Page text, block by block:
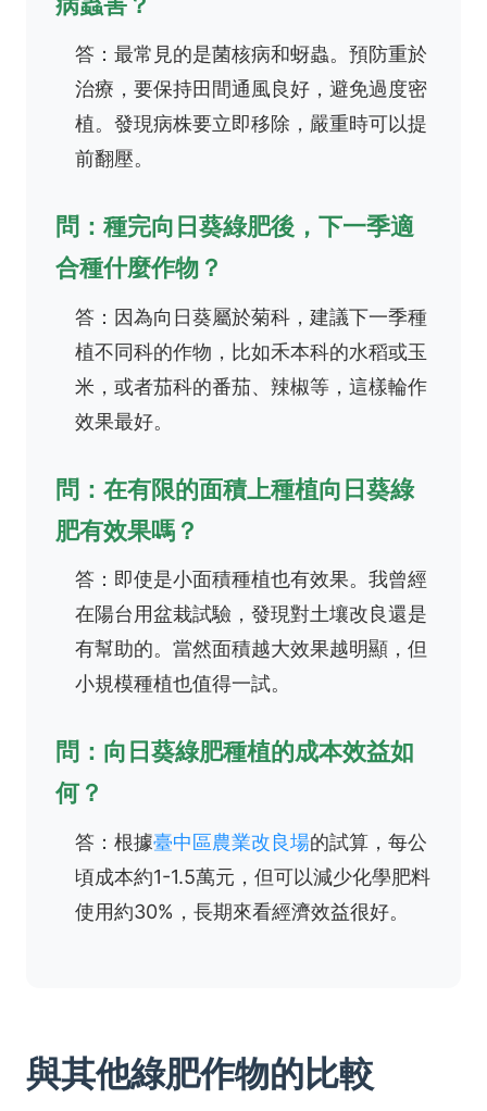
答：最常見的是菌核病和蚜蟲。預防重於
治療，要保持田間通風良好，避免過度密
植。發現病株要立即移除，嚴重時可以提
前翻壓。
問：種完向日葵綠肥後，下一季適
合種什麼作物？
答：因為向日葵屬於菊科，建議下一季種
植不同科的作物，比如禾本科的水稻或玉
米，或者茄科的番茄、辣椒等，這樣輪作
效果最好。
問：在有限的面積上種植向日葵綠
肥有效果嗎？
答：即使是小面積種植也有效果。我曾經
在陽台用盆栽試驗，發現對土壤改良還是
有幫助的。當然面積越大效果越明顯，但
小規模種植也值得一試。
問：向日葵綠肥種植的成本效益如
何？
答：根據臺中區農業改良場的試算，每公
頃成本約1-1.5萬元，但可以減少化學肥料
使用約30%，長期來看經濟效益很好。
與其他綠肥作物的比較